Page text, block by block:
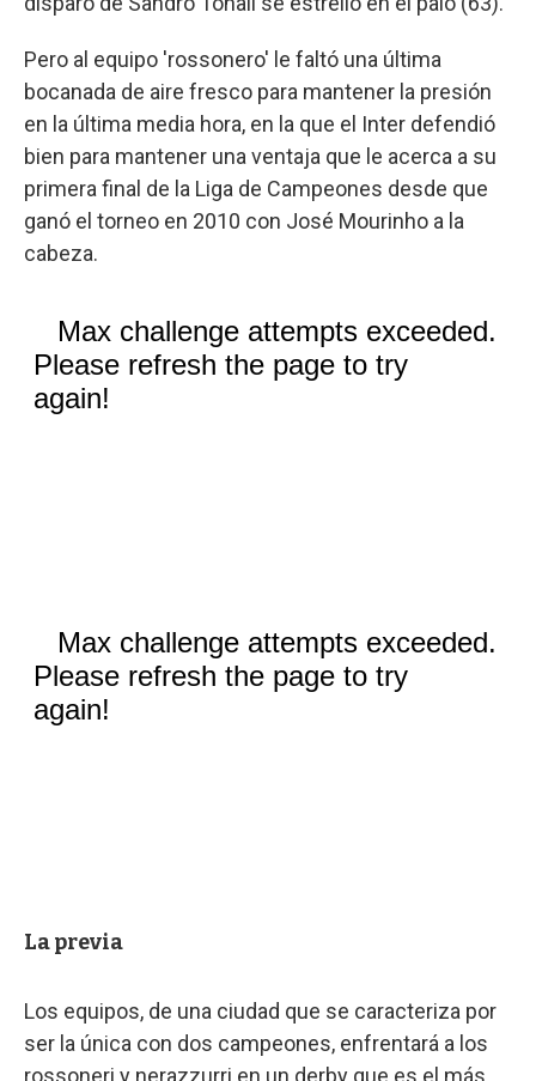
Pero al equipo 'rossonero' le faltó una última
bocanada de aire fresco para mantener la presión
en la última media hora, en la que el Inter defendió
bien para mantener una ventaja que le acerca a su
primera final de la Liga de Campeones desde que
ganó el torneo en 2010 con José Mourinho a la
cabeza.
La previa
Los equipos, de una ciudad que se caracteriza por
ser la única con dos campeones, enfrentará a los